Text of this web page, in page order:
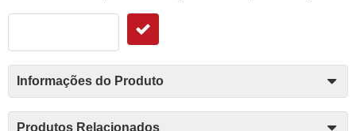
Informações do Produto
Produtos Relacionados